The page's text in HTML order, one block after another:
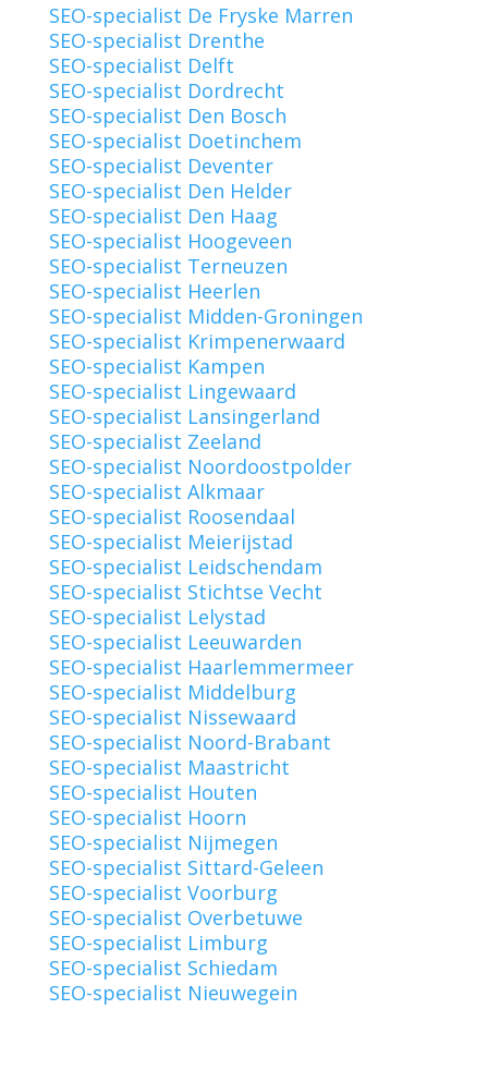
SEO-specialist De Fryske Marren
SEO-specialist Drenthe
SEO-specialist Delft
SEO-specialist Dordrecht
SEO-specialist Den Bosch
SEO-specialist Doetinchem
SEO-specialist Deventer
SEO-specialist Den Helder
SEO-specialist Den Haag
SEO-specialist Hoogeveen
SEO-specialist Terneuzen
SEO-specialist Heerlen
SEO-specialist Midden-Groningen
SEO-specialist Krimpenerwaard
SEO-specialist Kampen
SEO-specialist Lingewaard
SEO-specialist Lansingerland
SEO-specialist Zeeland
SEO-specialist Noordoostpolder
SEO-specialist Alkmaar
SEO-specialist Roosendaal
SEO-specialist Meierijstad
SEO-specialist Leidschendam
SEO-specialist Stichtse Vecht
SEO-specialist Lelystad
SEO-specialist Leeuwarden
SEO-specialist Haarlemmermeer
SEO-specialist Middelburg
SEO-specialist Nissewaard
SEO-specialist Noord-Brabant
SEO-specialist Maastricht
SEO-specialist Houten
SEO-specialist Hoorn
SEO-specialist Nijmegen
SEO-specialist Sittard-Geleen
SEO-specialist Voorburg
SEO-specialist Overbetuwe
SEO-specialist Limburg
SEO-specialist Schiedam
SEO-specialist Nieuwegein